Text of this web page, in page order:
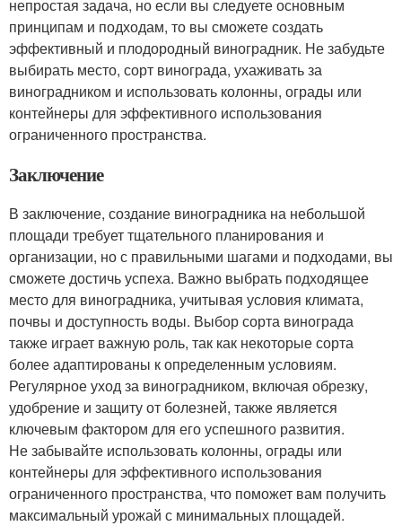
непростая задача, но если вы следуете основным
принципам и подходам, то вы сможете создать
эффективный и плодородный виноградник. Не забудьте
выбирать место, сорт винограда, ухаживать за
виноградником и использовать колонны, ограды или
контейнеры для эффективного использования
ограниченного пространства.
Заключение
В заключение, создание виноградника на небольшой
площади требует тщательного планирования и
организации, но с правильными шагами и подходами, вы
сможете достичь успеха. Важно выбрать подходящее
место для виноградника, учитывая условия климата,
почвы и доступность воды. Выбор сорта винограда
также играет важную роль, так как некоторые сорта
более адаптированы к определенным условиям.
Регулярное уход за виноградником, включая обрезку,
удобрение и защиту от болезней, также является
ключевым фактором для его успешного развития.
Не забывайте использовать колонны, ограды или
контейнеры для эффективного использования
ограниченного пространства, что поможет вам получить
максимальный урожай с минимальных площадей.